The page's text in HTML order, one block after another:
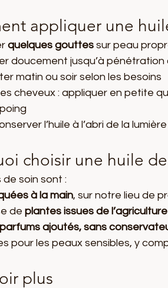
appliquer une
quelques gouttes sur peau
doucement jusqu’à
matin ou soir selon les besoins
cheveux : appliquer en petite
l’huile à l’abri de la
choisir une huile
de soin sont :
à la main, sur notre lieu de
de plantes issues de
ajoutés, sans
pour les peaux sensibles, y
plus